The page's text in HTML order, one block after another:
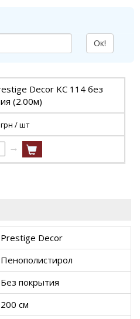
Ок!
Decor KC 114 без
(2.00м)
грн / шт
→
Prestige Decor
Пенополистирол
Без покрытия
200 см